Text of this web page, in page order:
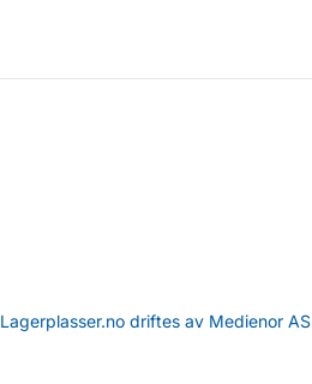
Lagerplasser.no driftes av Medienor AS